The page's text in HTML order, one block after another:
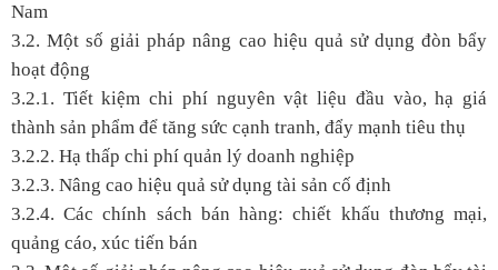
Nam
3.2. Một số giải pháp nâng cao hiệu quả sử dụng đòn bẩy
hoạt động
3.2.1. Tiết kiệm chi phí nguyên vật liệu đầu vào, hạ giá
thành sản phẩm để tăng sức cạnh tranh, đẩy mạnh tiêu thụ
3.2.2. Hạ thấp chi phí quản lý doanh nghiệp
3.2.3. Nâng cao hiệu quả sử dụng tài sản cố định
3.2.4. Các chính sách bán hàng: chiết khấu thương mại,
quảng cáo, xúc tiến bán